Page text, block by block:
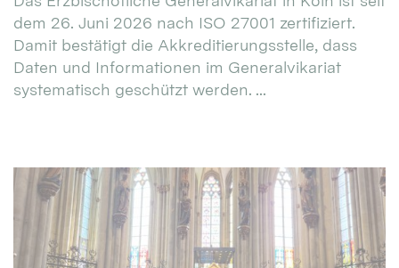
dem 26. Juni 2026 nach ISO 27001 zertifiziert.
Damit bestätigt die Akkreditierungsstelle, dass
Daten und Informationen im Generalvikariat
systematisch geschützt werden. ...